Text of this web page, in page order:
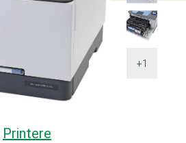
+1
Printere